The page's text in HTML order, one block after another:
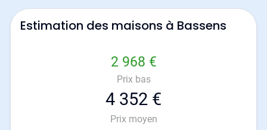
Estimation des maisons à Bassens
2 968 €
Prix bas
4 352 €
Prix moyen